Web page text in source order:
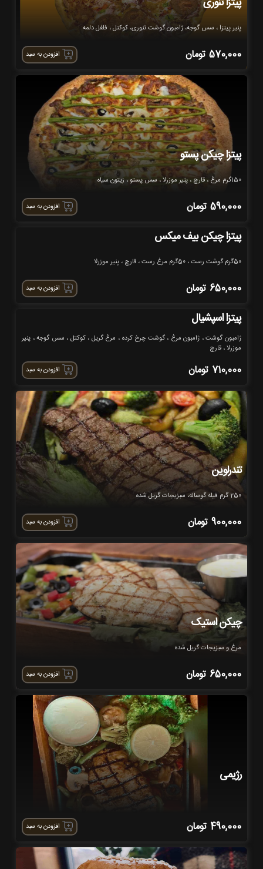
پنیر پیتزا ، سس گوجه، ژامبون گوشت تنوری، کوکتل ، فلفل دلمه
570,000 تومان افزودن به سبد
پیتزا چیکن پستو
150گرم مرغ ، قارچ ، پنیر موزرلا ، سس پستو ، زیتون سیاه
590,000 تومان افزودن به سبد
پیتزا چیکن بیف میکس
50گرم گوشت رست ، 50گرم مرغ رست ، قارچ ، پنیر موزرلا
650,000 تومان افزودن به سبد
پیتزا اسپشیال
ژامبون گوشت ، ژامبون مرغ ، گوشت چرخ کرده ، مرغ گریل ، کوکتل ، سس گوجه ، پنیر
موزرلا ، قارچ
710,000 تومان افزودن به سبد
تندرلوین
250 گرم فیله گوساله، سبزیجات گریل شده
900,000 تومان افزودن به سبد
چیکن استیک
مرغ و سبزیجات گریل شده
650,000 تومان افزودن به سبد
رژیمی
490,000 تومان افزودن به سبد